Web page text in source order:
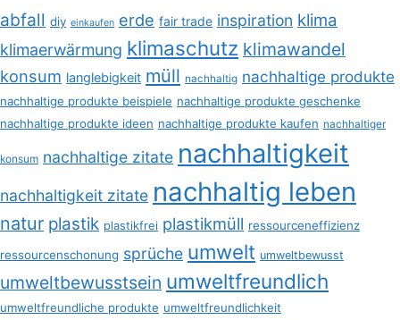
abfall diy einkaufen erde fair trade inspiration klima
klimaerwärmung klimaschutz klimawandel
konsum langlebigkeit müll nachhaltig nachhaltige produkte
nachhaltige produkte beispiele nachhaltige produkte geschenke
nachhaltige produkte ideen nachhaltige produkte kaufen nachhaltiger
konsum nachhaltige zitate nachhaltigkeit
nachhaltigkeit zitate nachhaltig leben
natur plastik plastikfrei plastikmüll ressourceneffizienz
ressourcenschonung sprüche umwelt umweltbewusst
umweltbewusstsein umweltfreundlich
umweltfreundliche produkte umweltfreundlichkeit